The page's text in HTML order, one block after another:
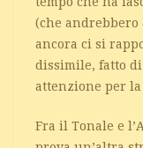
(che andrebbero
ancora ci si
dissimile, fatto
attenzione per
Fra il Tonale e